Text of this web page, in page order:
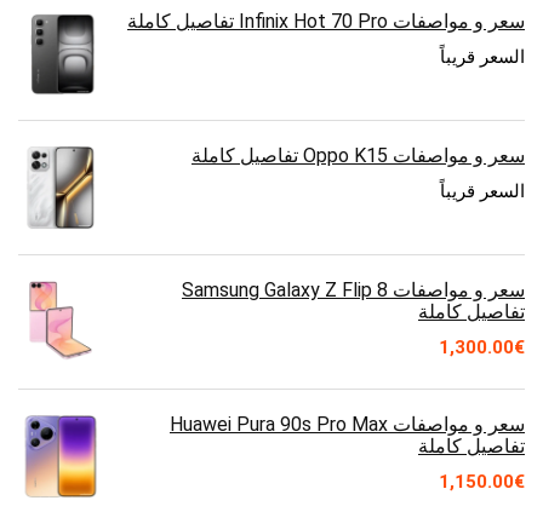
سعر و مواصفات Infinix Hot 70 Pro تفاصيل كاملة
السعر قريباً
سعر و مواصفات Oppo K15 تفاصيل كاملة
السعر قريباً
سعر و مواصفات Samsung Galaxy Z Flip 8
تفاصيل كاملة
€
1,300.00
سعر و مواصفات Huawei Pura 90s Pro Max
تفاصيل كاملة
€
1,150.00